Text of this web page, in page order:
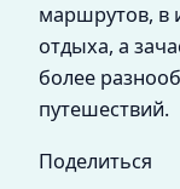
маршрутов, в
отдыха, а
более
путешествий.
Поделиться